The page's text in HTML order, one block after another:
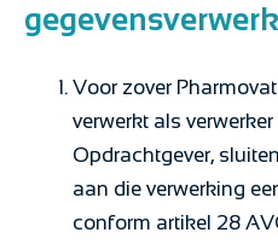
Voor zover
verwerkt als
Opdrachtgever,
aan die verwerking
conform artikel 28